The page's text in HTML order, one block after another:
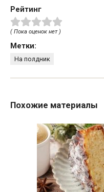
Рейтинг
( Пока оценок нет )
Метки:
На полдник
Похожие материалы